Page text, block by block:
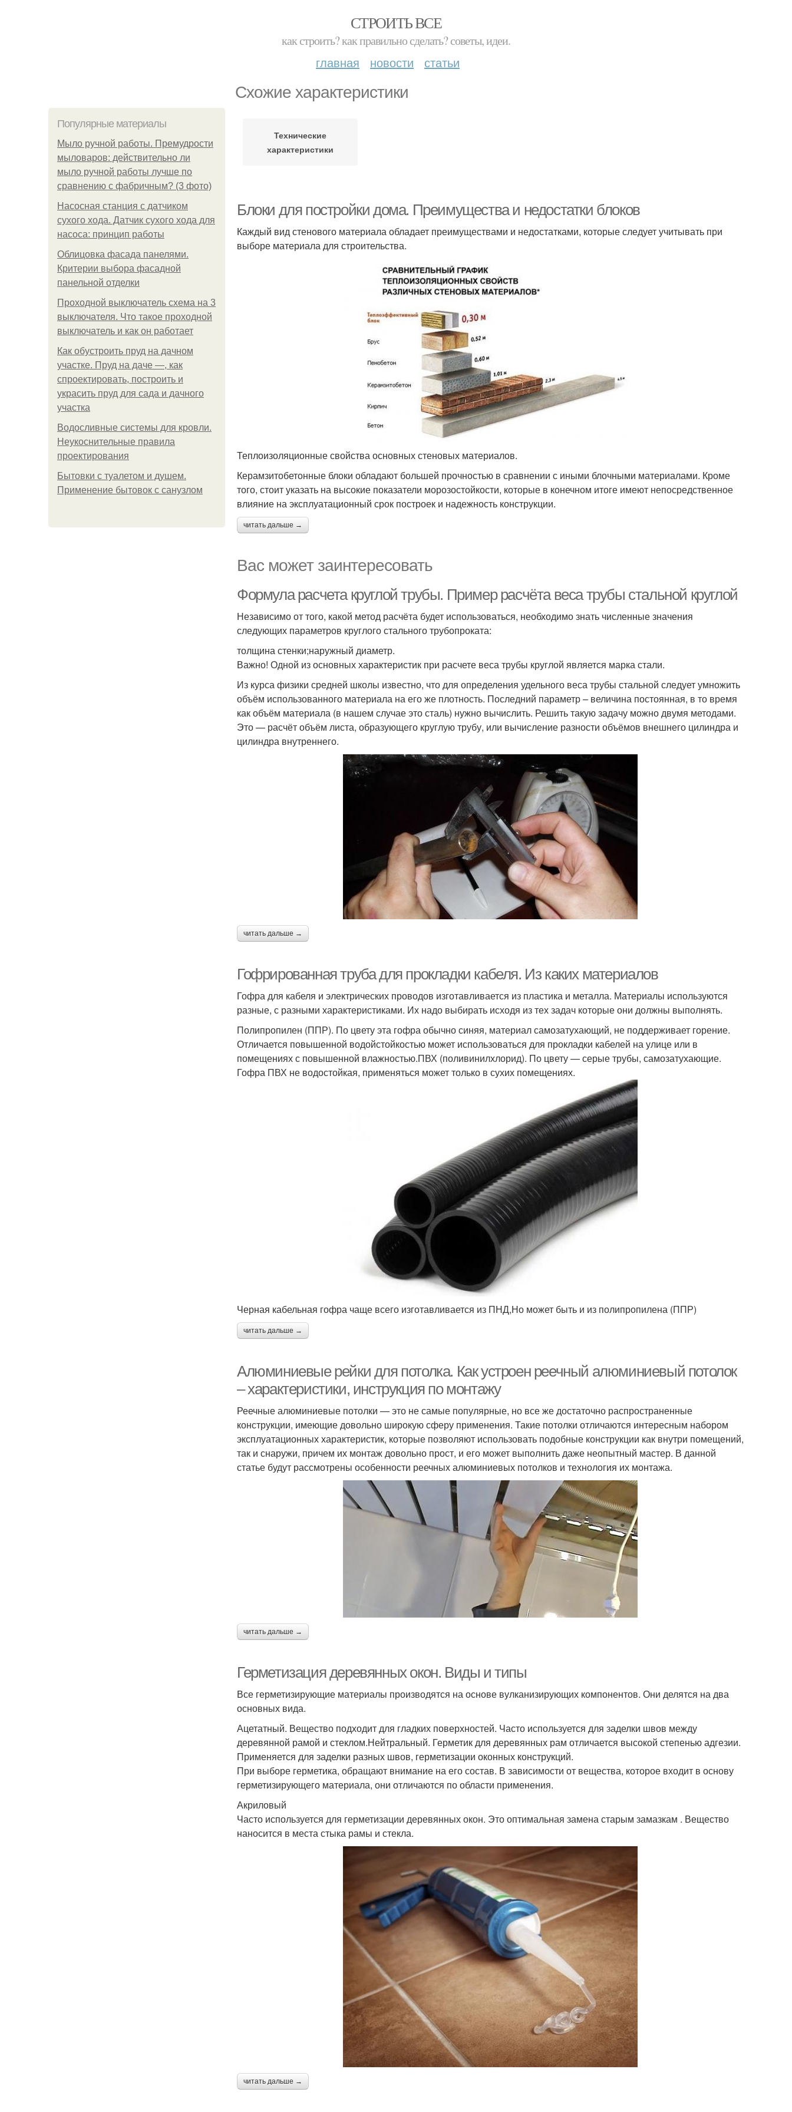
СТРОИТЬ ВСЕ
как строить? как правильно сделать? советы, идеи.
главная новости статьи
Схожие характеристики
Популярные материалы
Мыло ручной работы. Премудрости
мыловаров: действительно ли
мыло ручной работы лучше по
сравнению с фабричным? (3 фото)
Насосная станция с датчиком
сухого хода. Датчик сухого хода для
насоса: принцип работы
Облицовка фасада панелями.
Критерии выбора фасадной
панельной отделки
Проходной выключатель схема на 3
выключателя. Что такое проходной
выключатель и как он работает
Как обустроить пруд на дачном
участке. Пруд на даче —, как
спроектировать, построить и
украсить пруд для сада и дачного
участка
Водосливные системы для кровли.
Неукоснительные правила
проектирования
Бытовки с туалетом и душем.
Применение бытовок с санузлом
Технические
характеристики
Блоки для постройки дома. Преимущества и недостатки блоков
Каждый вид стенового материала обладает преимуществами и недостатками, которые следует учитывать при
выборе материала для строительства.
Теплоизоляционные свойства основных стеновых материалов.
Керамзитобетонные блоки обладают большей прочностью в сравнении с иными блочными материалами. Кроме
того, стоит указать на высокие показатели морозостойкости, которые в конечном итоге имеют непосредственное
влияние на эксплуатационный срок построек и надежность конструкции.
читать дальше →
Вас может заинтересовать
Формула расчета круглой трубы. Пример расчёта веса трубы стальной круглой
Независимо от того, какой метод расчёта будет использоваться, необходимо знать численные значения
следующих параметров круглого стального трубопроката:
толщина стенки;наружный диаметр.
Важно! Одной из основных характеристик при расчете веса трубы круглой является марка стали.
Из курса физики средней школы известно, что для определения удельного веса трубы стальной следует умножить
объём использованного материала на его же плотность. Последний параметр – величина постоянная, в то время
как объём материала (в нашем случае это сталь) нужно вычислить. Решить такую задачу можно двумя методами.
Это — расчёт объём листа, образующего круглую трубу, или вычисление разности объёмов внешнего цилиндра и
цилиндра внутреннего.
читать дальше →
Гофрированная труба для прокладки кабеля. Из каких материалов
Гофра для кабеля и электрических проводов изготавливается из пластика и металла. Материалы используются
разные, с разными характеристиками. Их надо выбирать исходя из тех задач которые они должны выполнять.
Полипропилен (ППР). По цвету эта гофра обычно синяя, материал самозатухающий, не поддерживает горение.
Отличается повышенной водойстойкостью может использоваться для прокладки кабелей на улице или в
помещениях с повышенной влажностью.ПВХ (поливинилхлорид). По цвету — серые трубы, самозатухающие.
Гофра ПВХ не водостойкая, применяться может только в сухих помещениях.
Черная кабельная гофра чаще всего изготавливается из ПНД,Но может быть и из полипропилена (ППР)
читать дальше →
Алюминиевые рейки для потолка. Как устроен реечный алюминиевый потолок
– характеристики, инструкция по монтажу
Реечные алюминиевые потолки — это не самые популярные, но все же достаточно распространенные
конструкции, имеющие довольно широкую сферу применения. Такие потолки отличаются интересным набором
эксплуатационных характеристик, которые позволяют использовать подобные конструкции как внутри помещений,
так и снаружи, причем их монтаж довольно прост, и его может выполнить даже неопытный мастер. В данной
статье будут рассмотрены особенности реечных алюминиевых потолков и технология их монтажа.
читать дальше →
Герметизация деревянных окон. Виды и типы
Все герметизирующие материалы производятся на основе вулканизирующих компонентов. Они делятся на два
основных вида.
Ацетатный. Вещество подходит для гладких поверхностей. Часто используется для заделки швов между
деревянной рамой и стеклом.Нейтральный. Герметик для деревянных рам отличается высокой степенью адгезии.
Применяется для заделки разных швов, герметизации оконных конструкций.
При выборе герметика, обращают внимание на его состав. В зависимости от вещества, которое входит в основу
герметизирующего материала, они отличаются по области применения.
Акриловый
Часто используется для герметизации деревянных окон. Это оптимальная замена старым замазкам . Вещество
наносится в места стыка рамы и стекла.
читать дальше →